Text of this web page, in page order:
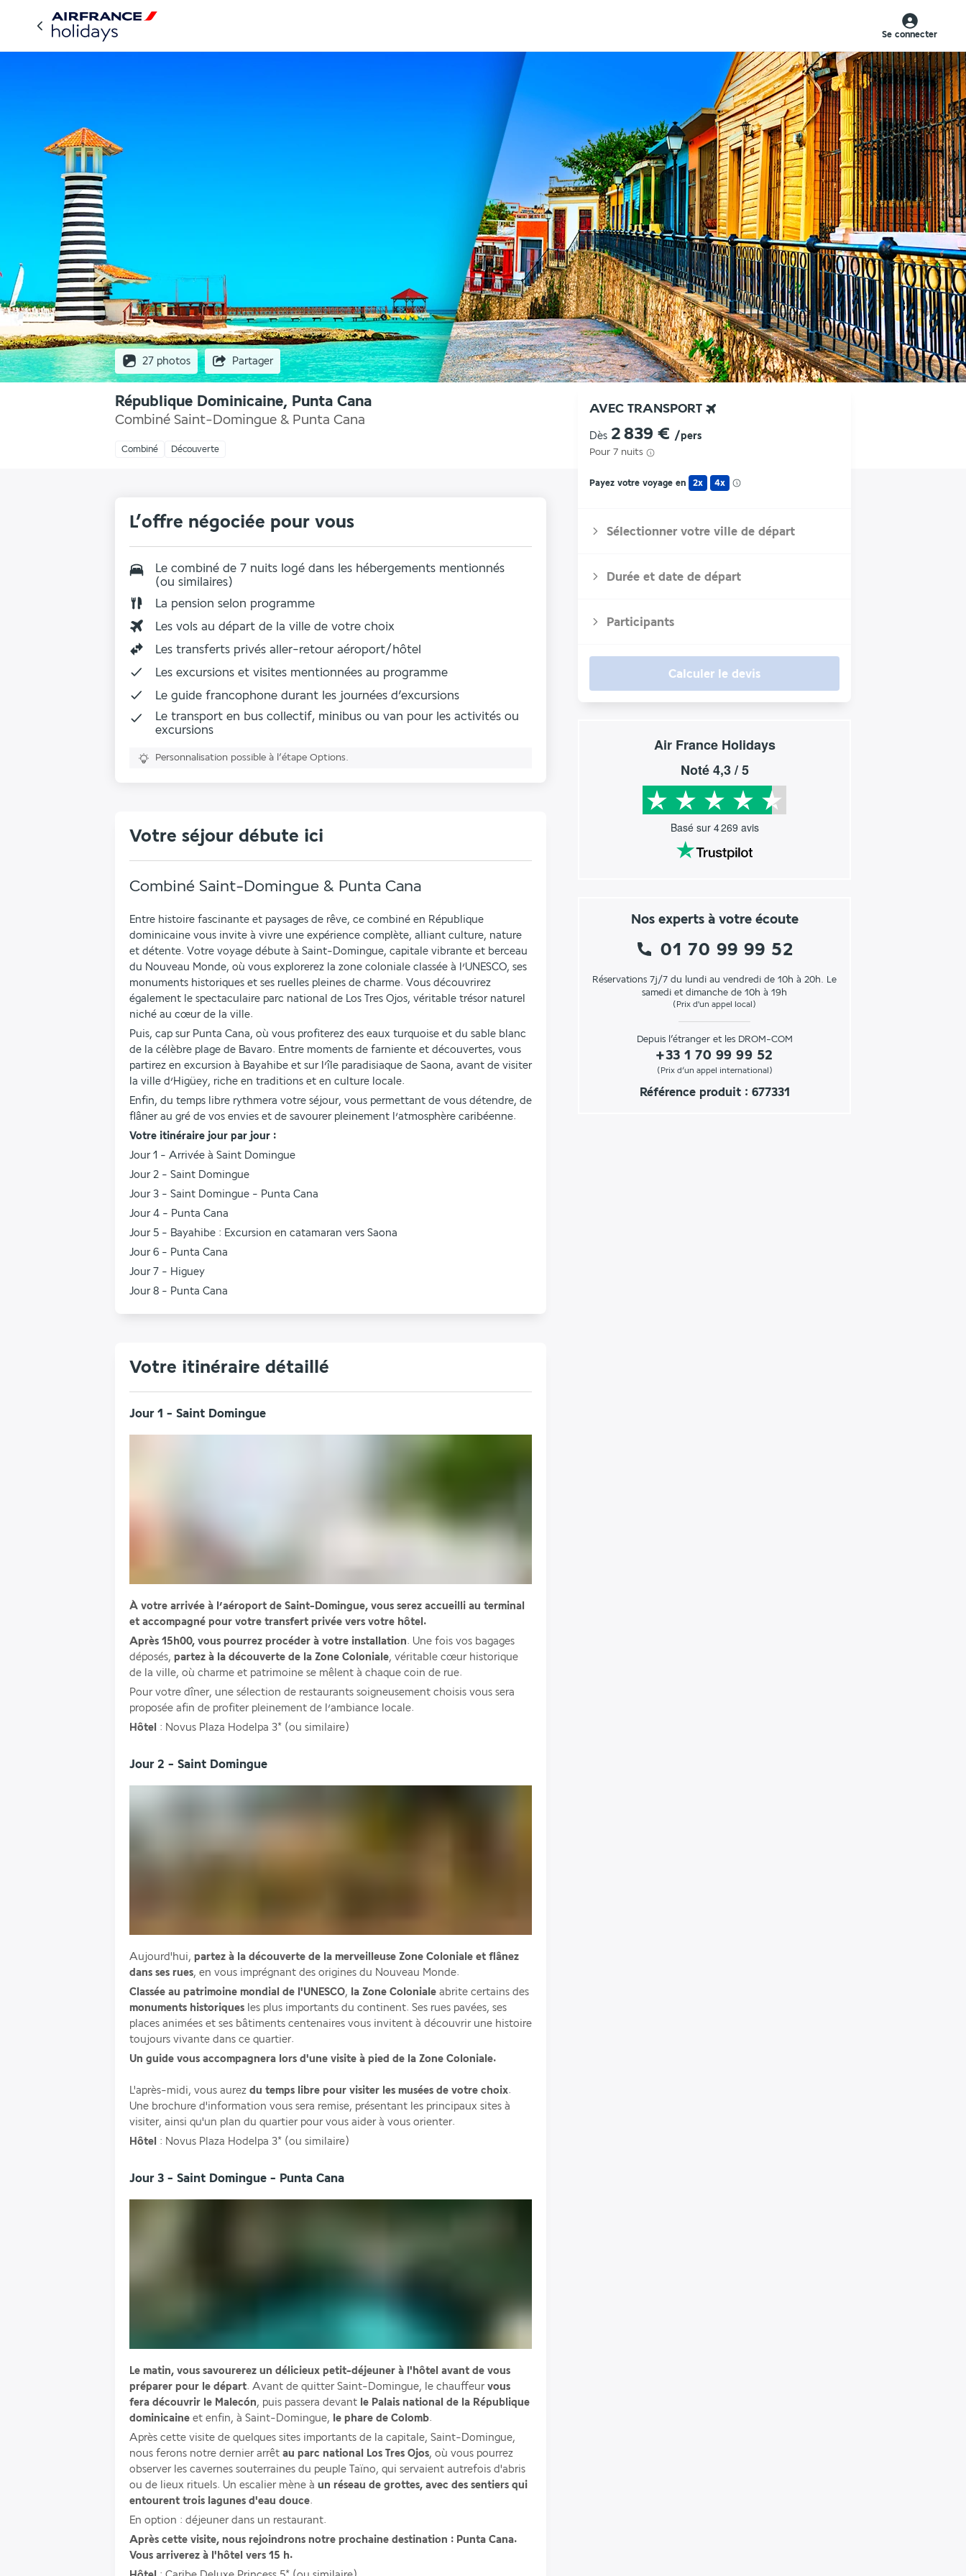
Se connecter
27 photos Partager
République Dominicaine, Punta Cana
Combiné Saint-Domingue & Punta Cana
Combiné Découverte
AVEC TRANSPORT
Dès 2 839 € /pers
Pour 7 nuits
Payez votre voyage en 2x 4x
Sélectionner votre ville de départ
Durée et date de départ
Participants
Calculer le devis
Air France Holidays
Noté4,3/ 5
Basé sur 4 269 avis
Nos experts à votre écoute
01 70 99 99 52
Réservations 7j/7 du lundi au vendredi de 10h à 20h. Le
samedi et dimanche de 10h à 19h
(Prix d'un appel local)
Depuis l’étranger et les DROM-COM
+33 1 70 99 99 52
(Prix d’un appel international)
Référence produit : 677331
L’offre négociée pour vous
Le combiné de 7 nuits logé dans les hébergements mentionnés
(ou similaires)
La pension selon programme
Les vols au départ de la ville de votre choix
Les transferts privés aller-retour aéroport/hôtel
Les excursions et visites mentionnées au programme
Le guide francophone durant les journées d’excursions
Le transport en bus collectif, minibus ou van pour les activités ou
excursions
Personnalisation possible à l’étape Options.
Votre séjour débute ici
Combiné Saint-Domingue & Punta Cana
Entre histoire fascinante et paysages de rêve, ce combiné en République
dominicaine vous invite à vivre une expérience complète, alliant culture, nature
et détente. Votre voyage débute à Saint-Domingue, capitale vibrante et berceau
du Nouveau Monde, où vous explorerez la zone coloniale classée à l’UNESCO, ses
monuments historiques et ses ruelles pleines de charme. Vous découvrirez
également le spectaculaire parc national de Los Tres Ojos, véritable trésor naturel
niché au cœur de la ville.
Puis, cap sur Punta Cana, où vous profiterez des eaux turquoise et du sable blanc
de la célèbre plage de Bavaro. Entre moments de farniente et découvertes, vous
partirez en excursion à Bayahibe et sur l’île paradisiaque de Saona, avant de visiter
la ville d’Higüey, riche en traditions et en culture locale.
Enfin, du temps libre rythmera votre séjour, vous permettant de vous détendre, de
flâner au gré de vos envies et de savourer pleinement l’atmosphère caribéenne.
Votre itinéraire jour par jour :
Jour 1 - Arrivée à Saint Domingue
Jour 2 - Saint Domingue
Jour 3 - Saint Domingue - Punta Cana
Jour 4 - Punta Cana
Jour 5 - Bayahibe : Excursion en catamaran vers Saona
Jour 6 - Punta Cana
Jour 7 - Higuey
Jour 8 - Punta Cana
Votre itinéraire détaillé
Jour 1 - Saint Domingue
À votre arrivée à l’aéroport de Saint-Domingue, vous serez accueilli au terminal
et accompagné pour votre transfert privée vers votre hôtel.
Après 15h00, vous pourrez procéder à votre installation. Une fois vos bagages
déposés, partez à la découverte de la Zone Coloniale, véritable cœur historique
de la ville, où charme et patrimoine se mêlent à chaque coin de rue.
Pour votre dîner, une sélection de restaurants soigneusement choisis vous sera
proposée afin de profiter pleinement de l’ambiance locale.
Hôtel : Novus Plaza Hodelpa 3* (ou similaire)
Jour 2 - Saint Domingue
Aujourd'hui, partez à la découverte de la merveilleuse Zone Coloniale et flânez
dans ses rues, en vous imprégnant des origines du Nouveau Monde.
Classée au patrimoine mondial de l'UNESCO, la Zone Coloniale abrite certains des
monuments historiques les plus importants du continent. Ses rues pavées, ses
places animées et ses bâtiments centenaires vous invitent à découvrir une histoire
toujours vivante dans ce quartier.
Un guide vous accompagnera lors d'une visite à pied de la Zone Coloniale.
L'après-midi, vous aurez du temps libre pour visiter les musées de votre choix.
Une brochure d'information vous sera remise, présentant les principaux sites à
visiter, ainsi qu'un plan du quartier pour vous aider à vous orienter.
Hôtel : Novus Plaza Hodelpa 3* (ou similaire)
Jour 3 - Saint Domingue - Punta Cana
Le matin, vous savourerez un délicieux petit-déjeuner à l'hôtel avant de vous
préparer pour le départ. Avant de quitter Saint-Domingue, le chauffeur vous
fera découvrir le Malecón, puis passera devant le Palais national de la République
dominicaine et enfin, à Saint-Domingue, le phare de Colomb.
Après cette visite de quelques sites importants de la capitale, Saint-Domingue,
nous ferons notre dernier arrêt au parc national Los Tres Ojos, où vous pourrez
observer les cavernes souterraines du peuple Taïno, qui servaient autrefois d'abris
ou de lieux rituels. Un escalier mène à un réseau de grottes, avec des sentiers qui
entourent trois lagunes d'eau douce.
En option : déjeuner dans un restaurant.
Après cette visite, nous rejoindrons notre prochaine destination : Punta Cana.
Vous arriverez à l'hôtel vers 15 h.